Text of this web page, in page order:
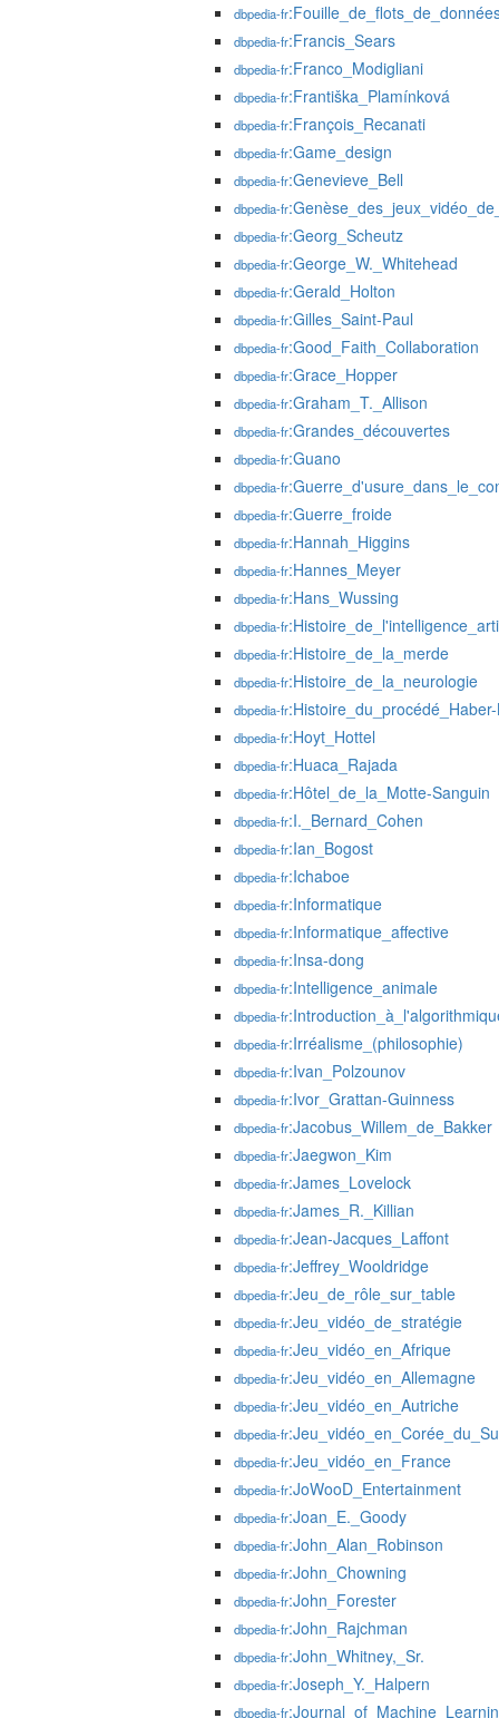
dbpedia-fr
dbpedia-fr:Francis_Sears
dbpedia-fr:Franco_Modigliani
dbpedia-fr:Františka_Plamínková
dbpedia-fr:François_Recanati
dbpedia-fr:Game_design
dbpedia-fr:Genevieve_Bell
dbpedia-fr
dbpedia-fr:Georg_Scheutz
dbpedia-fr:George_W._Whitehead
dbpedia-fr:Gerald_Holton
dbpedia-fr:Gilles_Saint-Paul
dbpedia-fr:Good_Faith_Collaboration
dbpedia-fr:Grace_Hopper
dbpedia-fr:Graham_T._Allison
dbpedia-fr:Grandes_découvertes
dbpedia-fr:Guano
dbpedia-fr
dbpedia-fr:Guerre_froide
dbpedia-fr:Hannah_Higgins
dbpedia-fr:Hannes_Meyer
dbpedia-fr:Hans_Wussing
dbpedia-fr
dbpedia-fr:Histoire_de_la_merde
dbpedia-fr:Histoire_de_la_neurologie
dbpedia-fr
dbpedia-fr:Hoyt_Hottel
dbpedia-fr:Huaca_Rajada
dbpedia-fr:Hôtel_de_la_Motte-Sanguin
dbpedia-fr:I._Bernard_Cohen
dbpedia-fr:Ian_Bogost
dbpedia-fr:Ichaboe
dbpedia-fr:Informatique
dbpedia-fr:Informatique_affective
dbpedia-fr:Insa-dong
dbpedia-fr:Intelligence_animale
dbpedia-fr
dbpedia-fr:Irréalisme_(philosophie)
dbpedia-fr:Ivan_Polzounov
dbpedia-fr:Ivor_Grattan-Guinness
dbpedia-fr:Jacobus_Willem_de_Bakker
dbpedia-fr:Jaegwon_Kim
dbpedia-fr:James_Lovelock
dbpedia-fr:James_R._Killian
dbpedia-fr:Jean-Jacques_Laffont
dbpedia-fr:Jeffrey_Wooldridge
dbpedia-fr:Jeu_de_rôle_sur_table
dbpedia-fr:Jeu_vidéo_de_stratégie
dbpedia-fr:Jeu_vidéo_en_Afrique
dbpedia-fr:Jeu_vidéo_en_Allemagne
dbpedia-fr:Jeu_vidéo_en_Autriche
dbpedia-fr
dbpedia-fr:Jeu_vidéo_en_France
dbpedia-fr:JoWooD_Entertainment
dbpedia-fr:Joan_E._Goody
dbpedia-fr:John_Alan_Robinson
dbpedia-fr:John_Chowning
dbpedia-fr:John_Forester
dbpedia-fr:John_Rajchman
dbpedia-fr:John_Whitney,_Sr.
dbpedia-fr:Joseph_Y._Halpern
dbpedia-fr